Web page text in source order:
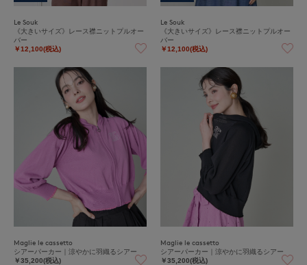
Le Souk
《大きいサイズ》レース襟ニットプルオー
バー
￥12,100(税込)
Le Souk
《大きいサイズ》レース襟ニットプルオー
バー
￥12,100(税込)
Maglie le cassetto
シアーパーカー｜涼やかに羽織るシアー
￥35,200(税込)
Maglie le cassetto
シアーパーカー｜涼やかに羽織るシアー
￥35,200(税込)